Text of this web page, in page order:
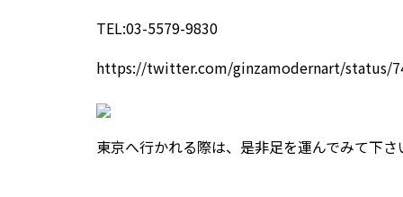
TEL:03-5579-9830
https://twitter.com/ginzamodernart/status/
東京へ行かれる際は、是非足を運んでみて下